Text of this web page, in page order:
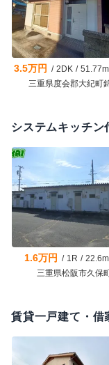
3.5万円 / 2DK /
三重県度会郡大紀町
システムキッチン
1.6万円 / 1R /
三重県松阪市久保
賃貸一戸建て・借